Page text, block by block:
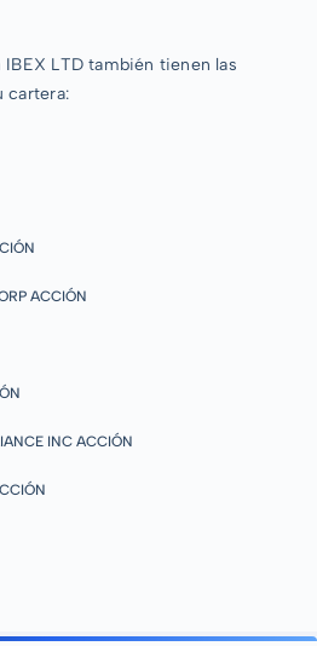
LTD también tienen las
cartera:
ACCIÓN
INC ACCIÓN